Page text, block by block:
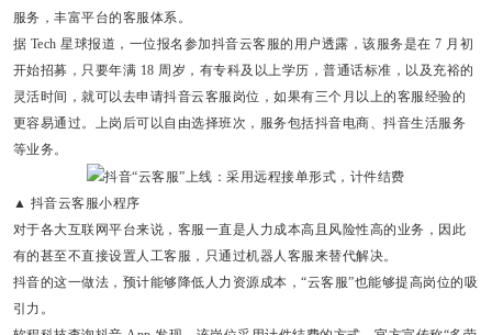
服务，丰富平台的客服体系。
据 Tech 星球报道，一位报名参加抖音云客服的用户透露，该服务是在 7 月初
开始招募， 只要年满 18 周岁，有专科及以上学历，普通话标准，以及充裕的
灵活时间，就可以去申请抖音云客服岗位 ，如果有三个月以上的客服经验的
更容易通过。上岗后可以自由选择班次，服务包括抖音电商、抖音生活服务
等业务。
▲ 抖音云客服小程序
对于各大互联网平台来说，客服一直是人力成本高且风险性高的业务，因此
有的甚至不直接设置人工客服，只通过机器人客服来替代解决。
抖音的这一做法，预计能够降低人力资源成本，“云客服”也能够提高岗位的吸
引力。